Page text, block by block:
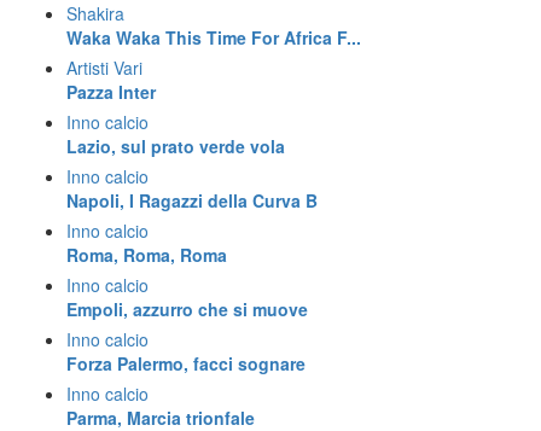
Shakira
Waka Waka This Time For Africa F...
Artisti Vari
Pazza Inter
Inno calcio
Lazio, sul prato verde vola
Inno calcio
Napoli, I Ragazzi della Curva B
Inno calcio
Roma, Roma, Roma
Inno calcio
Empoli, azzurro che si muove
Inno calcio
Forza Palermo, facci sognare
Inno calcio
Parma, Marcia trionfale